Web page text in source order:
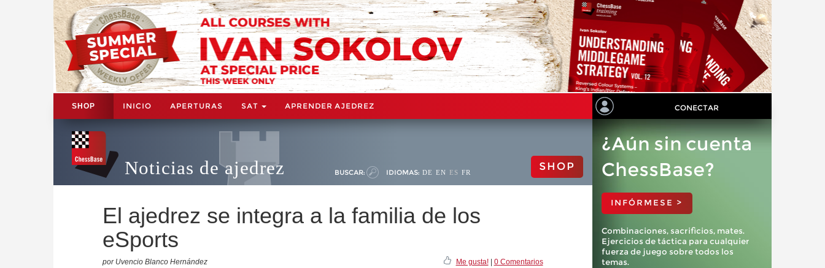
SHOP INICIO APERTURAS SAT APRENDER AJEDREZ CONECTAR
Noticias de ajedrez BUSCAR: IDIOMAS: DE EN ES FR SHOP
El ajedrez se integra a la familia de los
eSports
por Uvencio Blanco Hernández Me gusta!| 0 Comentarios
¿Aún sin cuenta
ChessBase?
INFÓRMESE >
Combinaciones, sacrificios, mates.
Ejercicios de táctica para cualquier
fuerza de juego sobre todos los
temas.